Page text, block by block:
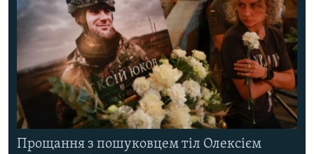
Прощання з пошуковцем тіл Олексієм